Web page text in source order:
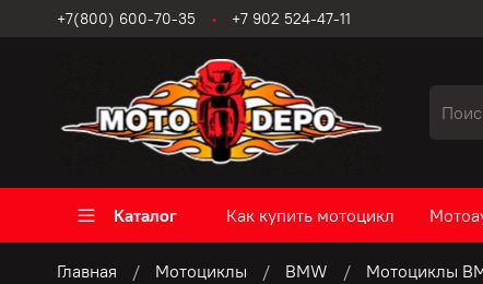
+7(800) 600-70-35 +7 902 524-47-11
Каталог Как купить мотоцикл
Главная Мотоциклы BMW Мотоциклы